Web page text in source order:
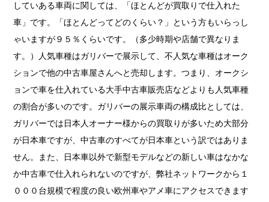
していある車両に関しては、「ほとんどが買取りで仕入れた
車」です。「ほとんどってどのくらい？」という方もいらっし
ゃいますが９５％くらいです。（多少時期や店舗で異なりま
す。）人気車種はガリバーで展示して、不人気な車種はオーク
ションで他の中古車屋さんへと売却します。つまり、オークシ
ョンで車を仕入れている大手中古車販売店などよりも人気車種
の割合が多いのです。ガリバーの展示車両の構成比としては、
ガリバーでは日本人オーナー様からの買取りが多いため大部分
が日本車ですが、中古車のすべてが日本車という訳ではありま
せん。また、日本車以外で新型モデルなどの新しい車はなかな
か中古車で仕入れられないのですが、弊社ネットワークから１
０００台規模で程度の良い欧州車やアメ車にアクセスできます